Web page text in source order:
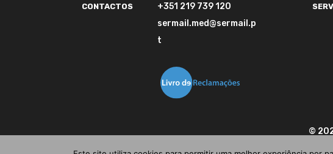
CONTACTOS
+351 219 739 120
sermail.med@sermail.p
t
©